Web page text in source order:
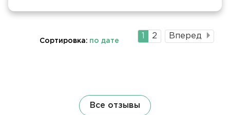
Текущая
Страница
2 Вперед
Сортировка: по дате
Все отзывы